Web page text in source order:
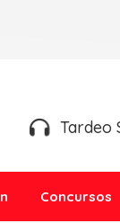
Tardeo
Concursos